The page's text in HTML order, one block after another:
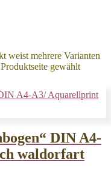
weist mehrere Varianten
gewählt
DIN A4-
waldorfart